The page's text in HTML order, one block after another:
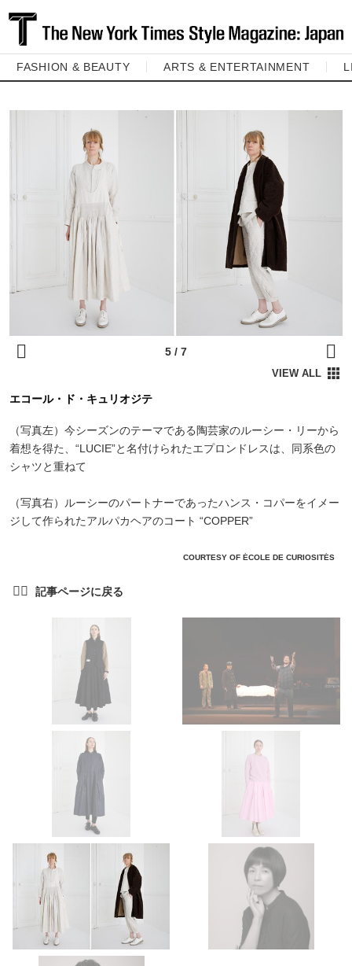
FASHION & BEAUTY ARTS & ENTERTAINMENT
エコール・ド・キュリオジテ
（写真左）今シーズンのテーマである陶芸家のルーシー・リーから
着想を得た、“LUCIE”と名付けられたエプロンドレスは、同系色の
シャツと重ねて
（写真右）ルーシーのパートナーであったハンス・コパーをイメー
ジして作られたアルパカヘアのコート “COPPER”
COURTESY OF ÉCOLE DE CURIOSITÉS